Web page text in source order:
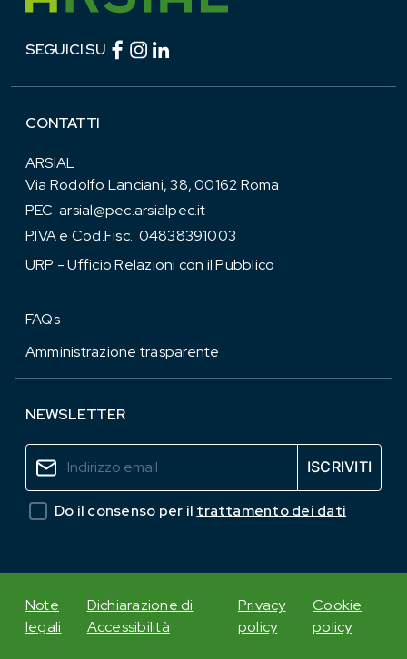
SEGUICI SU Facebook (link esterno)
Instagram (link esterno)
CONTATTI
ARSIAL
Via Rodolfo Lanciani, 38, 00162 Roma
PEC:arsial@pec.arsialpec.it
P.IVA e Cod.Fisc.: 04838391003
URP - Ufficio Relazioni con il Pubblico
FAQs
Amministrazione trasparente
NEWSLETTER
Do il consenso per il trattamento dei dati
Note
legali
Dichiarazione di
Accessibilità
Privacy
policy
Cookie
policy